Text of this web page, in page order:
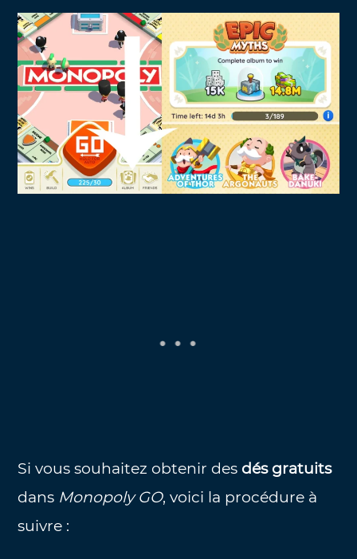
Si vous souhaitez obtenir des dés gratuits
dans Monopoly GO, voici la procédure à
suivre :